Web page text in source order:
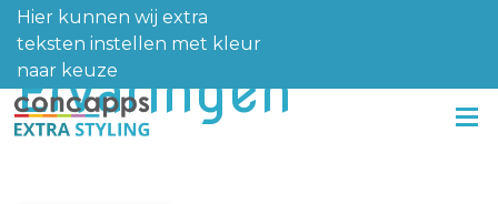
Hier kunnen wij extra
teksten instellen met kleur
naar keuze
Ervaringen